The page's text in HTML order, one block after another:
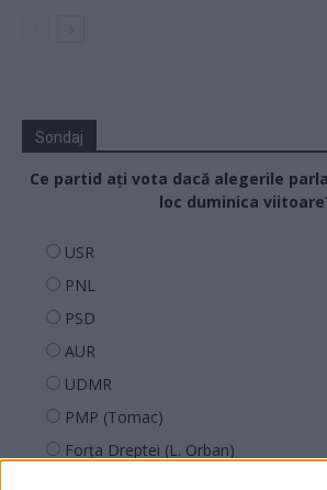
Sondaj
Ce partid ați vota dacă alegerile
loc duminica
USR
PNL
PSD
AUR
UDMR
PMP (Tomac)
Forța Dreptei (L. Orban)